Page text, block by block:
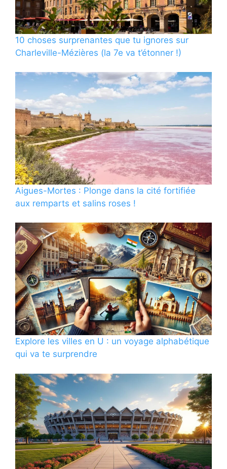
10 choses surprenantes que tu ignores sur
Charleville-Mézières (la 7e va t’étonner !)
Aigues-Mortes : Plonge dans la cité fortifiée
aux remparts et salins roses !
Explore les villes en U : un voyage alphabétique
qui va te surprendre